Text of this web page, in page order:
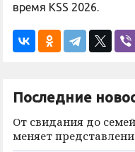
время KSS 2026.
Последние
От свидания до
меняет